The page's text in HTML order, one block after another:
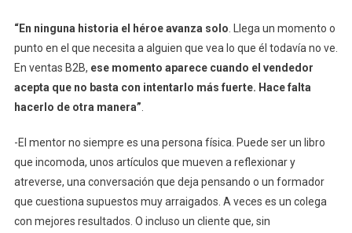
“En ninguna historia el héroe avanza solo . Llega un momento o
punto en el que necesita a alguien que vea lo que él todavía no ve.
En ventas B2B, ese momento aparece cuando el vendedor
acepta que no basta con intentarlo más fuerte. Hace falta
hacerlo de otra manera”
-El mentor no siempre es una persona física. Puede ser un libro
que incomoda, unos artículos que mueven a reflexionar y
atreverse, una conversación que deja pensando o un formador
que cuestiona supuestos muy arraigados. A veces es un colega
con mejores resultados. O incluso un cliente que, sin